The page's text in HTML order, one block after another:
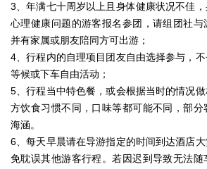
3、年满七十周岁以上且身体健康状况不佳
心理健康问题的游客报名参团，请组团社与
并有家属或朋友陪同方可出游；
4、行程内的自理项目团友自由选择参与，
等候或下车自由活动；
5、行程当中特色餐，或会根据当时的情况
方饮食习惯不同，口味等都可能不同，部
海涵。
6、每天早晨请在导游指定的时间到达酒店
免耽误其他游客行程。若因迟到导致无法